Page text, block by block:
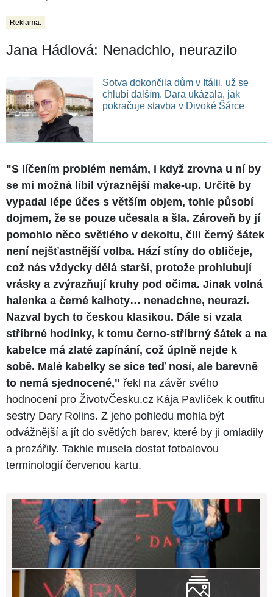
Reklama:
Jana Hádlová: Nenadchlo, neurazilo
Sotva dokončila dům v Itálii, už se
chlubí dalším. Dara ukázala, jak
pokračuje stavba v Divoké Šárce
"S líčením problém nemám, i když zrovna u ní by
se mi možná líbil výraznější make-up. Určitě by
vypadal lépe účes s větším objem, tohle působí
dojmem, že se pouze učesala a šla. Zároveň by jí
pomohlo něco světlého v dekoltu, čili černý šátek
není nejšťastnější volba. Hází stíny do obličeje,
což nás vždycky dělá starší, protože prohlubují
vrásky a zvýrazňují kruhy pod očima. Jinak volná
halenka a černé kalhoty… nenadchne, neurazí.
Nazval bych to českou klasikou. Dále si vzala
stříbrné hodinky, k tomu černo-stříbrný šátek a na
kabelce má zlaté zapínání, což úplně nejde k
sobě. Malé kabelky se sice teď nosí, ale barevně
to nemá sjednocené," řekl na závěr svého
hodnocení pro ŽivotvČesku.cz Kája Pavlíček k outfitu
sestry Dary Rolins. Z jeho pohledu mohla být
odvážnější a jít do světlých barev, které by ji omladily
a prozářily. Takhle musela dostat fotbalovou
terminologií červenou kartu.